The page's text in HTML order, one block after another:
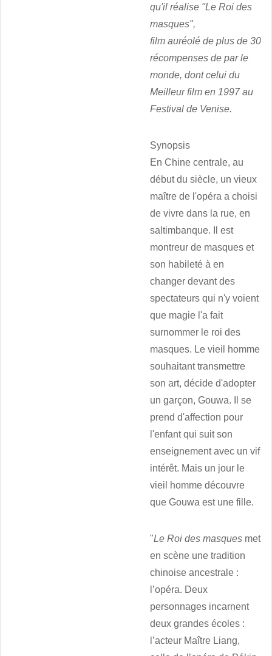
qu'il réalise "Le Roi des
masques",
film auréolé de plus de 30
récompenses de par le
monde, dont celui du
Meilleur film en 1997 au
Festival de Venise.
Synopsis
En Chine centrale, au
début du siècle, un vieux
maître de l'opéra a choisi
de vivre dans la rue, en
saltimbanque. Il est
montreur de masques et
son habileté à en
changer devant des
spectateurs qui n'y voient
que magie l'a fait
surnommer le roi des
masques. Le vieil homme
souhaitant transmettre
son art, décide d'adopter
un garçon, Gouwa. Il se
prend d'affection pour
l'enfant qui suit son
enseignement avec un vif
intérêt. Mais un jour le
vieil homme découvre
que Gouwa est une fille.
"Le Roi des masques met
en scène une tradition
chinoise ancestrale :
l’opéra. Deux
personnages incarnent
deux grandes écoles :
l’acteur Maître Liang,